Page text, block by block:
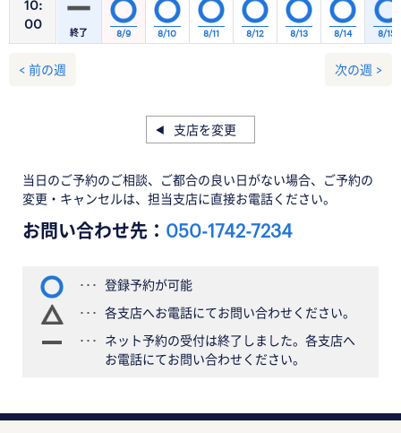
10:
00
終了 8/9 8/10 8/11 8/12 8/13 8/14 8/15
< 前の週 次の週 >
支店を変更
当日のご予約のご相談、ご都合の良い日がない場合、ご予約の
変更・キャンセルは、担当支店に直接お電話ください。
お問い合わせ先： 050-1742-7234
登録予約が可能
各支店へお電話にてお問い合わせください。
ネット予約の受付は終了しました。各支店へ
お電話にてお問い合わせください。